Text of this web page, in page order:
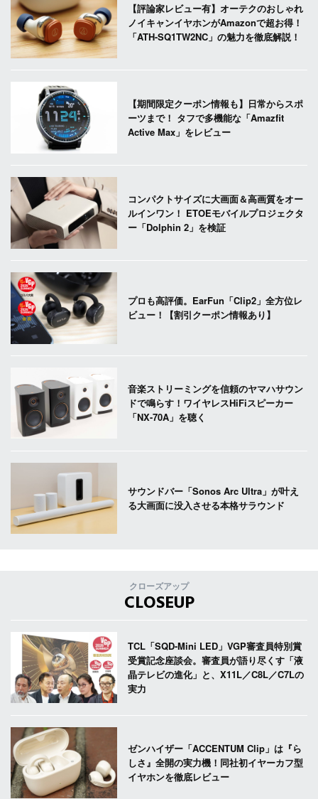
【評論家レビュー有】オーテクのおしゃれ
ノイキャンイヤホンがAmazonで超お得！
「ATH-SQ1TW2NC」の魅力を徹底解説！
【期間限定クーポン情報も】日常からスポ
ーツまで！ タフで多機能な「Amazfit
Active Max」をレビュー
コンパクトサイズに大画面＆高画質をオー
ルインワン！ ETOEモバイルプロジェクタ
ー「Dolphin 2」を検証
プロも高評価。EarFun「Clip2」全方位レ
ビュー！【割引クーポン情報あり】
音楽ストリーミングを信頼のヤマハサウン
ドで鳴らす！ワイヤレスHiFiスピーカー
「NX-70A」を聴く
サウンドバー「Sonos Arc Ultra」が叶え
る大画面に没入させる本格サラウンド
クローズアップ
CLOSEUP
TCL「SQD-Mini LED」VGP審査員特別賞
受賞記念座談会。審査員が語り尽くす「液
晶テレビの進化」と、X11L／C8L／C7Lの
実力
ゼンハイザー「ACCENTUM Clip」は『ら
しさ』全開の実力機！同社初イヤーカフ型
イヤホンを徹底レビュー